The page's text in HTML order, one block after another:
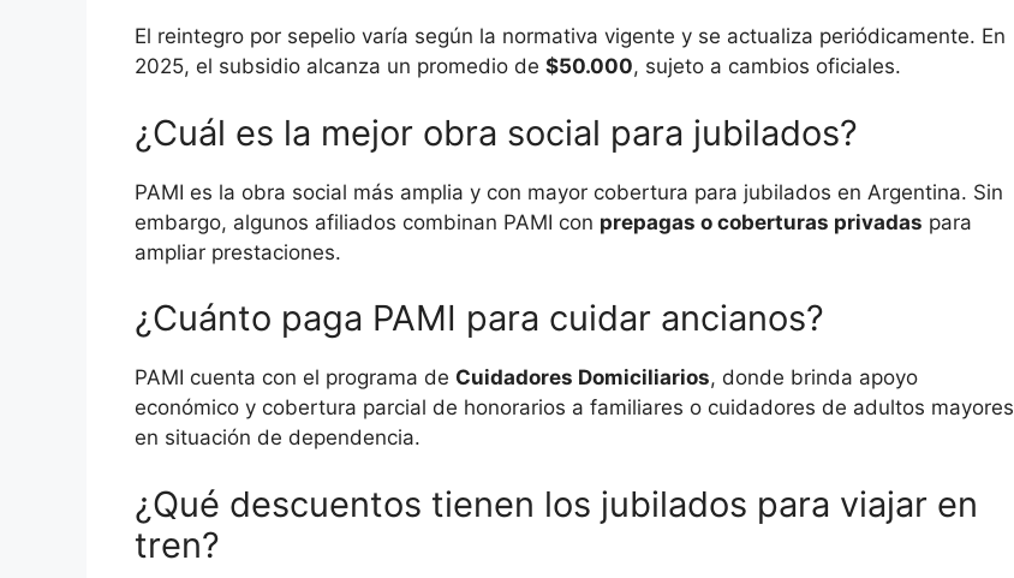
El reintegro por sepelio varía según la normativa vigente y se actualiza periódicamente. En
2025, el subsidio alcanza un promedio de $50.000, sujeto a cambios oficiales.
¿Cuál es la mejor obra social para jubilados?
PAMI es la obra social más amplia y con mayor cobertura para jubilados en Argentina. Sin
embargo, algunos afiliados combinan PAMI con prepagas o coberturas privadas para
ampliar prestaciones.
¿Cuánto paga PAMI para cuidar ancianos?
PAMI cuenta con el programa de Cuidadores Domiciliarios, donde brinda apoyo
económico y cobertura parcial de honorarios a familiares o cuidadores de adultos mayores
en situación de dependencia.
¿Qué descuentos tienen los jubilados para viajar en
tren?